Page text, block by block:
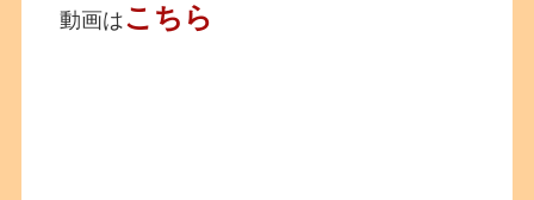
動画はこちら